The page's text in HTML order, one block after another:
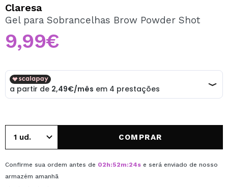
Ao criar uma conta no Maquibeauty.pt pode fazer as suas
compras rapidamente, verificar o estado das suas
encomendas e consultar as suas operações anteriores.
Claresa
Gel para Sobrancelhas Brow Powder Shot
9,99€
COMPRAR
Confirme sua ordem antes de 02h:52m:24s e será enviado de nosso
armazém amanhã